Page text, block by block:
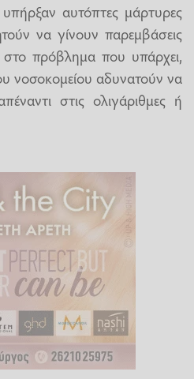
αυτόπτες μάρτυρες
να γίνουν παρεμβάσεις
στο πρόβλημα που υπάρχει,
νοσοκομείου αδυνατούν να
στις ολιγάριθμες ή